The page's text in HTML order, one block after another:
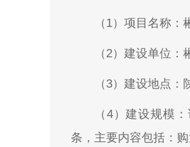
（1）项目名称
（2）建设单位：
（3）建设地点
（4）建设规模
条，主要内容包括：